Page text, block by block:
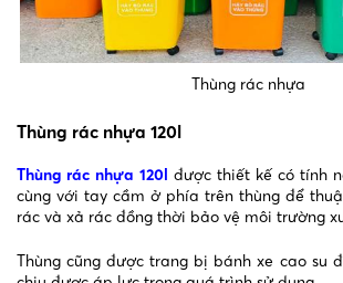
Thùng rác nhựa
Thùng rác nhựa 120l
Thùng rác nhựa 120l được thiết kế có tính
cùng với tay cầm ở phía trên thùng để
rác và xả rác đồng thời bảo vệ môi trường
Thùng cũng được trang bị bánh xe cao su